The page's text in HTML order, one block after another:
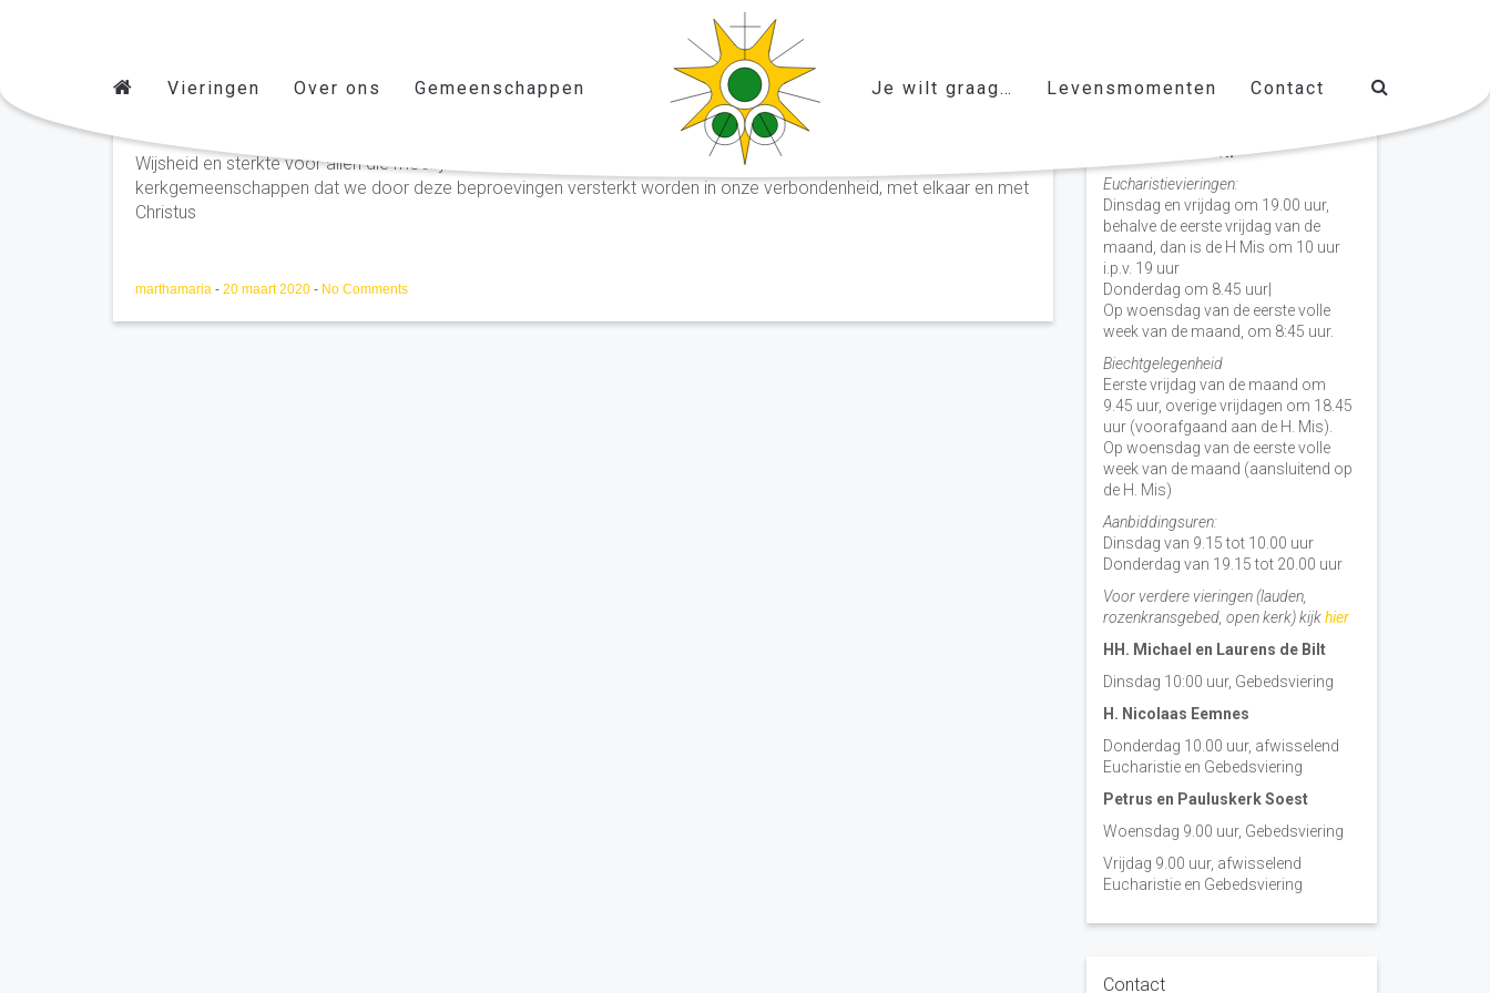
Vieringen Over ons Gemeenschappen Je wilt graag… Levensmomenten Contact
Wijsheid en sterkte voor allen die moeilijke beslissingen moeten maken in deze roerige tijden. En voor al onze
kerkgemeenschappen dat we door deze beproevingen versterkt worden in onze verbondenheid, met elkaar en met
Christus
marthamaria - 20 maart 2020 - No Comments
Vieringen door de week
H. Nicolaas Baarn
Eucharistievieringen:
Dinsdag en vrijdag om 19.00 uur,
behalve de eerste vrijdag van de
maand, dan is de H Mis om 10 uur
i.p.v. 19 uur
Donderdag om 8.45 uur|
Op woensdag van de eerste volle
week van de maand, om 8:45 uur.
Biechtgelegenheid
Eerste vrijdag van de maand om
9.45 uur, overige vrijdagen om 18.45
uur (voorafgaand aan de H. Mis).
Op woensdag van de eerste volle
week van de maand (aansluitend op
de H. Mis)
Aanbiddingsuren:
Dinsdag van 9.15 tot 10.00 uur
Donderdag van 19.15 tot 20.00 uur
Voor verdere vieringen (lauden,
rozenkransgebed, open kerk) kijkhier
HH. Michael en Laurens de Bilt
Dinsdag 10:00 uur, Gebedsviering
H. Nicolaas Eemnes
Donderdag 10.00 uur, afwisselend
Eucharistie en Gebedsviering
Petrus en Pauluskerk Soest
Woensdag 9.00 uur, Gebedsviering
Vrijdag 9.00 uur, afwisselend
Eucharistie en Gebedsviering
Contact